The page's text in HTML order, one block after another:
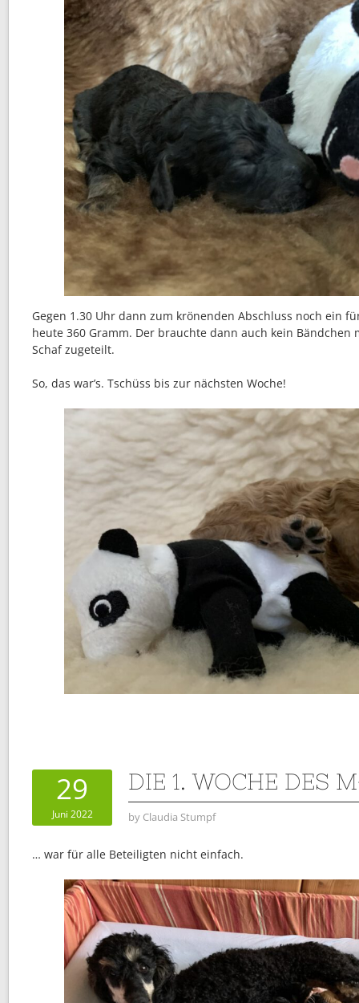
Gegen 1.30 Uhr dann zum krönenden Abschluss noch ein
heute 360 Gramm. Der brauchte dann auch kein Bändchen
Schaf zugeteilt.
So, das war’s. Tschüss bis zur nächsten Woche!
29
Juni 2022
DIE 1. WOCHE DES
by Claudia Stumpf
… war für alle Beteiligten nicht einfach.